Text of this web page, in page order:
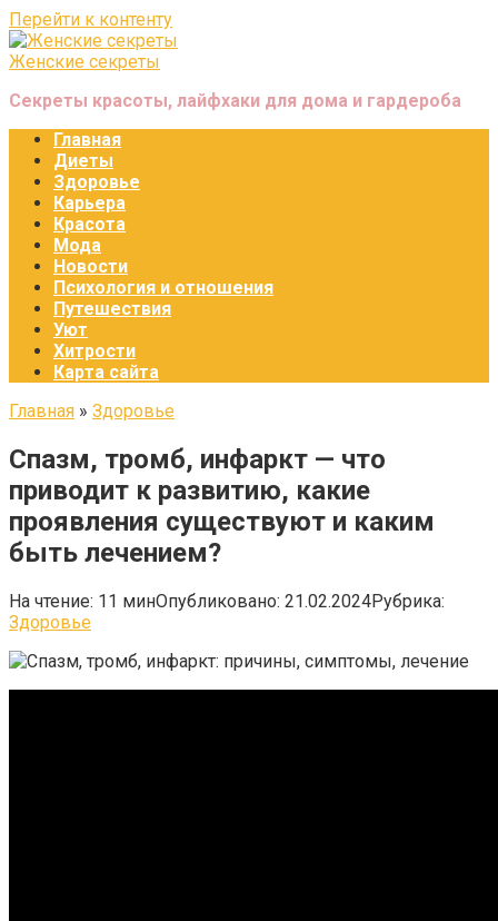
Перейти к контенту
Женские секреты
Секреты красоты, лайфхаки для дома и гардероба
Главная
Диеты
Здоровье
Карьера
Красота
Мода
Новости
Психология и отношения
Путешествия
Уют
Хитрости
Карта сайта
Главная » Здоровье
Спазм, тромб, инфаркт — что
приводит к развитию, какие
проявления существуют и каким
быть лечением?
На чтение: 11 минОпубликовано: 21.02.2024Рубрика:
Здоровье